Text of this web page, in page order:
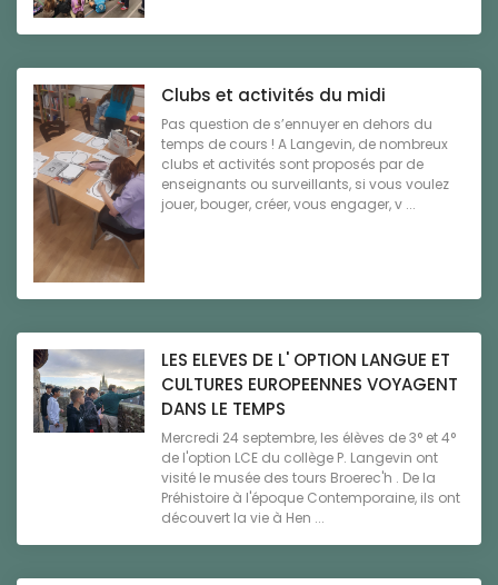
Clubs et activités du midi
Pas question de s’ennuyer en dehors du
temps de cours ! A Langevin, de nombreux
clubs et activités sont proposés par de
enseignants ou surveillants, si vous voulez
jouer, bouger, créer, vous engager, v ...
LES ELEVES DE L' OPTION LANGUE ET
CULTURES EUROPEENNES VOYAGENT
DANS LE TEMPS
Mercredi 24 septembre, les élèves de 3° et 4°
de l'option LCE du collège P. Langevin ont
visité le musée des tours Broerec'h . De la
Préhistoire à l'époque Contemporaine, ils ont
découvert la vie à Hen ...